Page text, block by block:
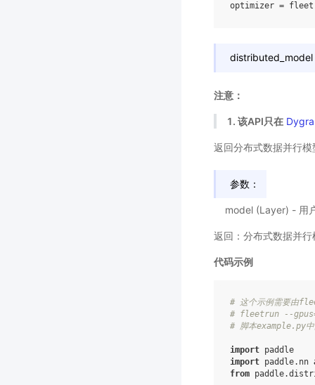
optimizer = fleet
distributed_model
注意：
1. 该API只在
返回分布式数据并行模
参数：
model (Layer) - 用
返回：分布式数据并
代码示例
# 这个示例需要由
# fleetrun --
# 脚本example.py中
import paddle
import paddle.nn
from